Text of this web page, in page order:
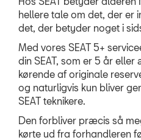
hellere tale om det, der er
det, der betyder noget i
Med vores SEAT 5+
din SEAT, som er 5 år
kørende af originale
og naturligvis kun bliver
SEAT teknikere.
Den forbliver præcis så
kørte ud fra forhandleren